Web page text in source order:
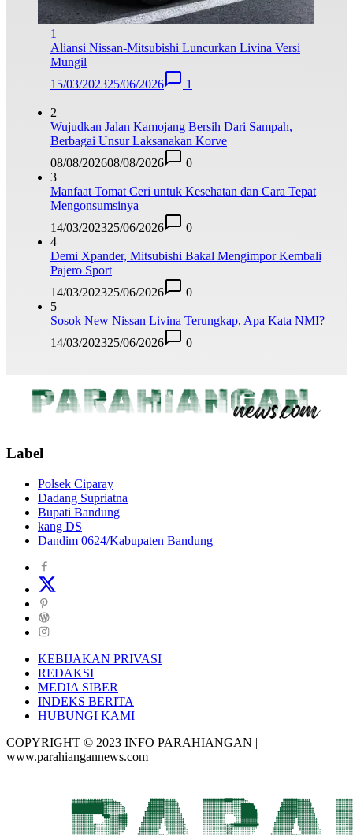
1
Aliansi Nissan-Mitsubishi Luncurkan Livina Versi
Mungil
15/03/202325/06/2026 1
2
Wujudkan Jalan Kamojang Bersih Dari Sampah,
Berbagai Unsur Laksanakan Korve
08/08/202608/08/2026
0
3
Manfaat Tomat Ceri untuk Kesehatan dan Cara Tepat
Mengonsumsinya
14/03/202325/06/2026
0
4
Demi Xpander, Mitsubishi Bakal Mengimpor Kembali
Pajero Sport
14/03/202325/06/2026
0
5
Sosok New Nissan Livina Terungkap, Apa Kata NMI?
14/03/202325/06/2026 0
Label
Polsek Ciparay
Dadang Supriatna
Bupati Bandung
kang DS
Dandim 0624/Kabupaten Bandung
KEBIJAKAN PRIVASI
REDAKSI
MEDIA SIBER
INDEKS BERITA
HUBUNGI KAMI
COPYRIGHT © 2023 INFO PARAHIANGAN |
www.parahiangannews.com